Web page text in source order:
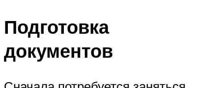
Подготовка
документов